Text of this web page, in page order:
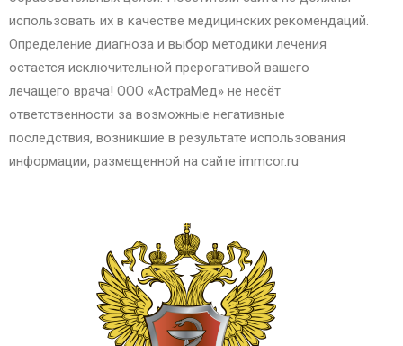
использовать их в качестве медицинских рекомендаций.
Определение диагноза и выбор методики лечения
остается исключительной прерогативой вашего
лечащего врача! ООО «АстраМед» не несёт
ответственности за возможные негативные
последствия, возникшие в результате использования
информации, размещенной на сайте immcor.ru